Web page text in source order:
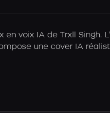
voix IA de Trxll Singh.
une cover IA